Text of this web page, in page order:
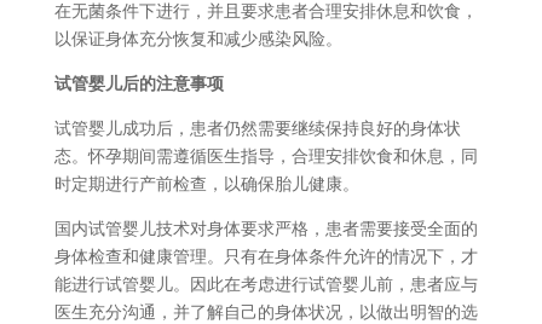
在无菌条件下进行，并且要求患者合理安排休息和饮食，
以保证身体充分恢复和减少感染风险。
试管婴儿后的注意事项
试管婴儿成功后，患者仍然需要继续保持良好的身体状
态。怀孕期间需遵循医生指导，合理安排饮食和休息，同
时定期进行产前检查，以确保胎儿健康。
国内试管婴儿技术对身体要求严格，患者需要接受全面的
身体检查和健康管理。只有在身体条件允许的情况下，才
能进行试管婴儿。因此在考虑进行试管婴儿前，患者应与
医生充分沟通，并了解自己的身体状况，以做出明智的选